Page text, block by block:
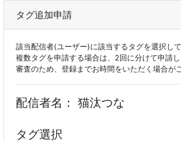
タグ追加申請
該当配信者(ユーザー)に該当するタグを選択し
複数タグを申請する場合は、2回に分けて申請
審査のため、登録までお時間をいただく場合が
配信者名： 猫汰つな
タグ選択